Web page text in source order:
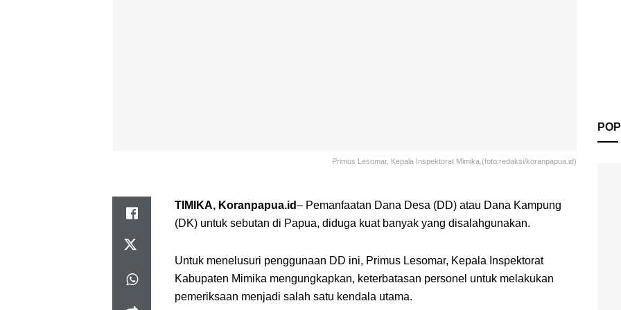
Primus Lesomar, Kepala Inspektorat Mimika.(foto:redaksi/koranpapua.id)
TIMIKA, Koranpapua.id– Pemanfaatan Dana Desa (DD) atau Dana Kampung
(DK) untuk sebutan di Papua, diduga kuat banyak yang disalahgunakan.
Untuk menelusuri penggunaan DD ini, Primus Lesomar, Kepala Inspektorat
Kabupaten Mimika mengungkapkan, keterbatasan personel untuk melakukan
pemeriksaan menjadi salah satu kendala utama.